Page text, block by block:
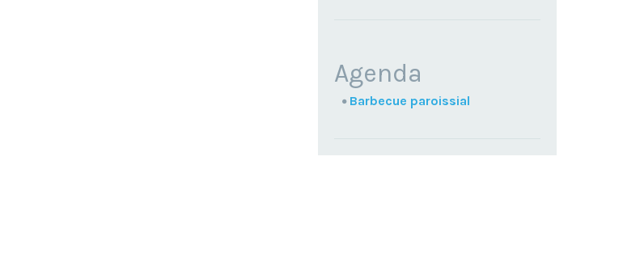
NAVIGATION
Agenda
Barbecue paroissial